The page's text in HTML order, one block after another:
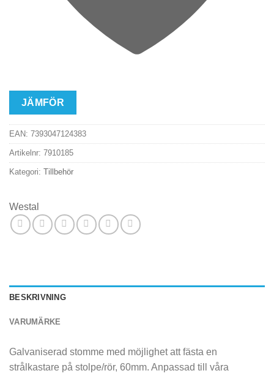
JÄMFÖR
EAN: 7393047124383
Artikelnr: 7910185
Kategori: Tillbehör
Westal
BESKRIVNING
VARUMÄRKE
Galvaniserad stomme med möjlighet att fästa en
strålkastare på stolpe/rör, 60mm. Anpassad till våra